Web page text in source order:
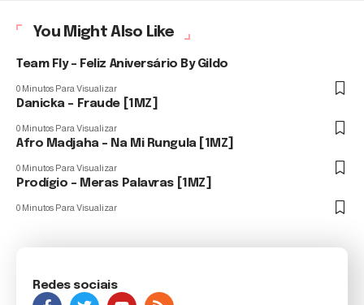
You Might Also Like
Team Fly – Feliz Aniversário By Gildo
0 Minutos Para Visualizar
Danicka – Fraude [1MZ]
0 Minutos Para Visualizar
Afro Madjaha – Na Mi Rungula [1MZ]
0 Minutos Para Visualizar
Prodígio – Meras Palavras [1MZ]
0 Minutos Para Visualizar
Redes sociais